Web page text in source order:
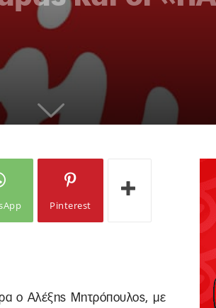
Pinterest
ο Αλέξης Μητρόπουλος, με